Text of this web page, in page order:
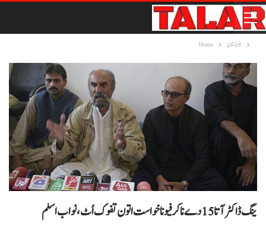
Home بلوچستان
ینگ ڈاکٹر آتا 15 دے نا کرفیو نا خواست اتون تفوک اُٹ، نواب اسلم